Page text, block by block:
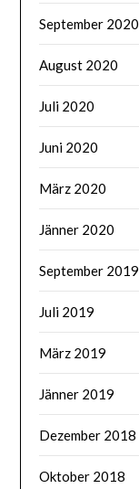
September 2020
August 2020
Juli 2020
Juni 2020
März 2020
Jänner 2020
September 2019
Juli 2019
März 2019
Jänner 2019
Dezember 2018
Oktober 2018